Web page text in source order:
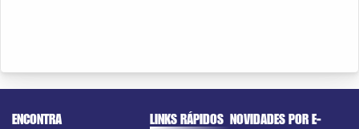
ENCONTRA
LINKS RÁPIDOS NOVIDADES POR E-